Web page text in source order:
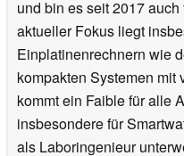
und bin es seit 2017
aktueller Fokus liegt
Einplatinenrechnern wie
kompakten Systemen
kommt ein Faible für alle
insbesondere für
als Laboringenieur